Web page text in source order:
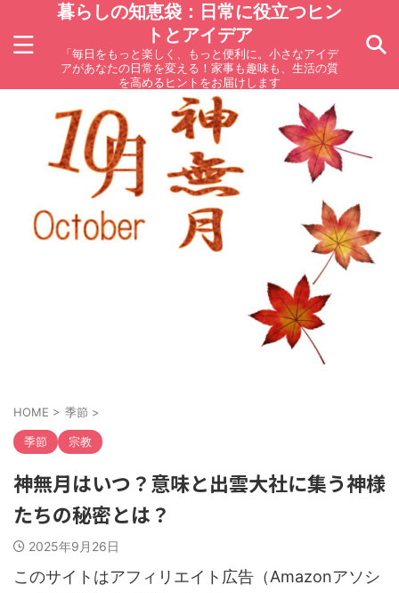
暮らしの知恵袋：日常に役立つヒン
トとアイデア
「毎日をもっと楽しく、もっと便利に。小さなアイデ
アがあなたの日常を変える！家事も趣味も、生活の質
を高めるヒントをお届けします
HOME > 季節 >
季節 宗教
神無月はいつ？意味と出雲大社に集う神様
たちの秘密とは？
2025年9月26日
このサイトはアフィリエイト広告（Amazonアソシ